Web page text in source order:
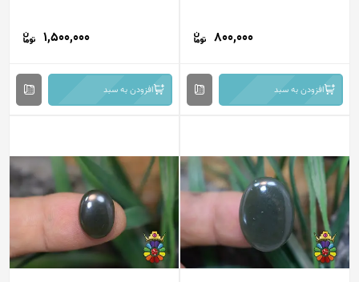
800,000
افزودن به سبد
1,500,000
افزودن به سبد